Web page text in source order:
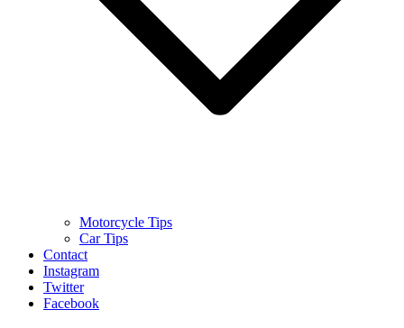
Motorcycle Tips
Car Tips
Contact
Instagram
Twitter
Facebook